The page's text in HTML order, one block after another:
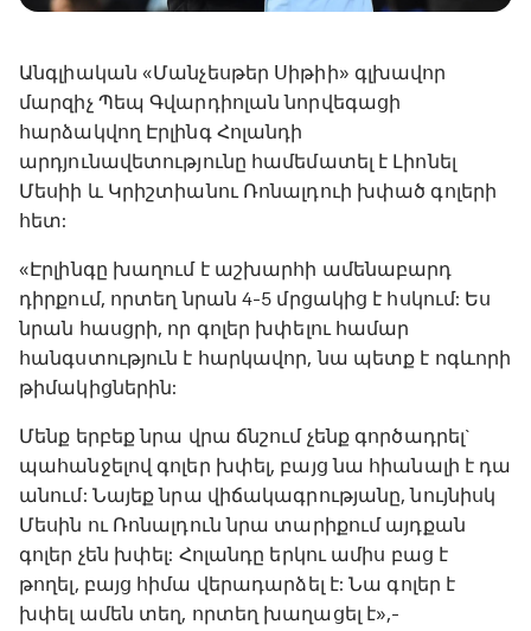
Անգլիական «Մանչեսթեր Սիթիի» գլխավոր
մարզիչ Պեպ Գվարդիոլան նորվեգացի
հարձակվող Էրլինգ Հոլանդի
արդյունավետությունը համեմատել է Լիոնել
Մեսիի և Կրիշտիանու Ռոնալդուի խփած գոլերի
հետ:
«Էրլինգը խաղում է աշխարհի ամենաբարդ
դիրքում, որտեղ նրան 4-5 մրցակից է հսկում: Ես
նրան հասցրի, որ գոլեր խփելու համար
հանգստություն է հարկավոր, նա պետք է ոգևորի
թիմակիցներին:
Մենք երբեք նրա վրա ճնշում չենք գործադրել`
պահանջելով գոլեր խփել, բայց նա հիանալի է դա
անում: Նայեք նրա վիճակագրությանը, նույնիսկ
Մեսին ու Ռոնալդուն նրա տարիքում այդքան
գոլեր չեն խփել: Հոլանդը երկու ամիս բաց է
թողել, բայց հիմա վերադարձել է: Նա գոլեր է
խփել ամեն տեղ, որտեղ խաղացել է»,-